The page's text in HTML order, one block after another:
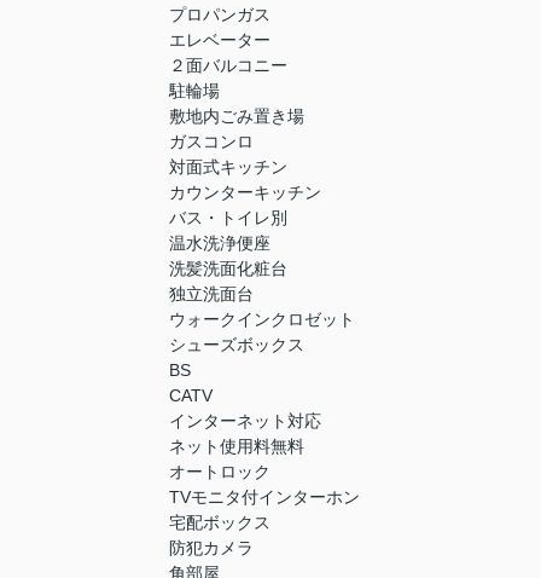
プロパンガス
エレベーター
２面バルコニー
駐輪場
敷地内ごみ置き場
ガスコンロ
対面式キッチン
カウンターキッチン
バス・トイレ別
温水洗浄便座
洗髪洗面化粧台
独立洗面台
ウォークインクロゼット
シューズボックス
BS
CATV
インターネット対応
ネット使用料無料
オートロック
TVモニタ付インターホン
宅配ボックス
防犯カメラ
角部屋